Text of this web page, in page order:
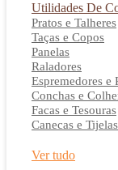
Utilidades De
Pratos e Talheres
Taças e Copos
Panelas
Raladores
Espremedores e
Conchas e
Facas e Tesouras
Canecas e Tijelas
Ver tudo